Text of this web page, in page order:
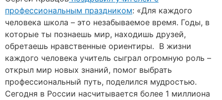
профессиональным праздником: «Для каждого
человека школа – это незабываемое время. Годы, в
которые ты познаешь мир, находишь друзей,
обретаешь нравственные ориентиры. В жизни
каждого человека учитель сыграл огромную роль –
открыл мир новых знаний, помог выбрать
профессиональный путь, поделился мудростью.
Сегодня в России насчитывается более 1 миллиона